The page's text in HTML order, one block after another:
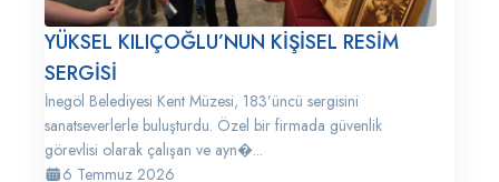
YÜKSEL KILIÇOĞLU’NUN KİŞİSEL RESİM
SERGİSİ
İnegöl Belediyesi Kent Müzesi, 183’üncü sergisini
sanatseverlerle buluşturdu. Özel bir firmada güvenlik
görevlisi olarak çalışan ve ayn�...
6 Temmuz 2026